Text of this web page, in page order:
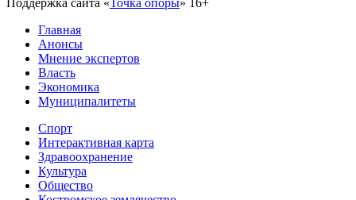
Поддержка сайта «Точка опоры» 16+
Главная
Анонсы
Мнение экспертов
Власть
Экономика
Муниципалитеты
Спорт
Интерактивная карта
Здравоохранение
Культура
Общество